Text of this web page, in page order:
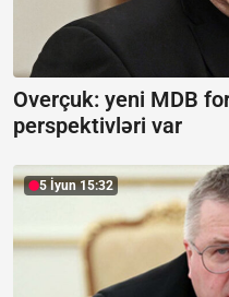
Overçuk: yeni MDB
perspektivləri var
5 İyun 15:32